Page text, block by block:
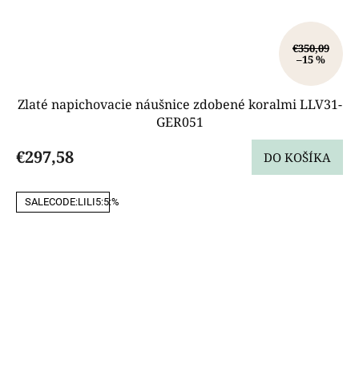
€350,09
–15 %
Zlaté napichovacie náušnice zdobené koralmi LLV31-
GER051
€297,58 DO KOŠÍKA
SALECODE:LILI5:5:%